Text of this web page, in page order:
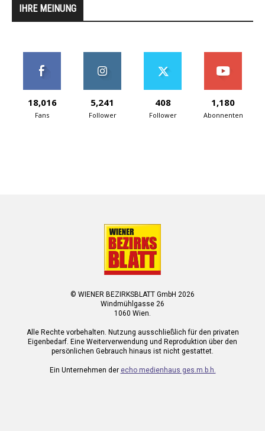
IHRE MEINUNG
18,016
Fans
5,241
Follower
408
Follower
1,180
Abonnenten
© WIENER BEZIRKSBLATT GmbH 2026
Windmühlgasse 26
1060 Wien.
Alle Rechte vorbehalten. Nutzung ausschließlich für den privaten
Eigenbedarf. Eine Weiterverwendung und Reproduktion über den
persönlichen Gebrauch hinaus ist nicht gestattet.
Ein Unternehmen der echo medienhaus ges.m.b.h.